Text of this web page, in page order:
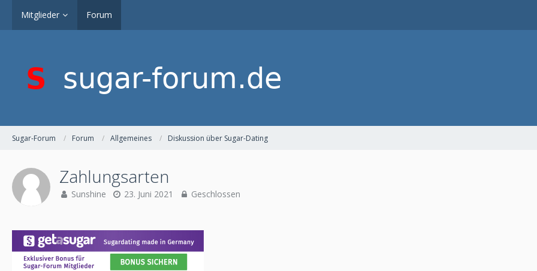
Mitglieder Forum
Sugar-Forum Forum Allgemeines Diskussion über Sugar-Dating
Zahlungsarten
Sunshine 23. Juni 2021 Geschlossen